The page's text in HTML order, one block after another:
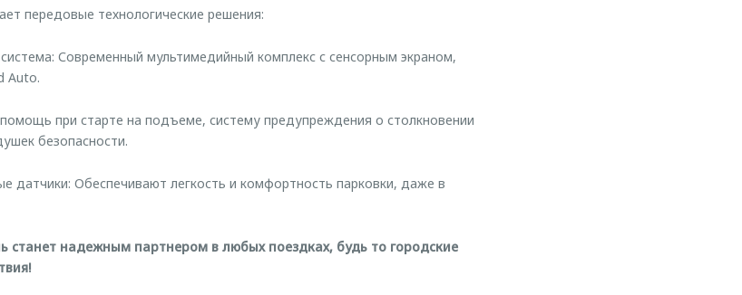
передовые технологические решения:
Современный мультимедийный комплекс с сенсорным экраном,
Auto.
при старте на подъеме, систему предупреждения о столкновении
безопасности.
датчики: Обеспечивают легкость и комфортность парковки, даже в
станет надежным партнером в любых поездках, будь то городские